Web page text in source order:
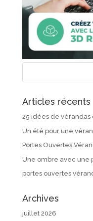
Articles récents
25 idées de vérandas
Un été pour une
Portes Ouvertes
Une ombre avec une
portes ouvertes
Archives
juillet 2026